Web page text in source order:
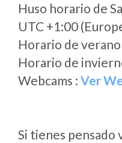
Huso horario de
UTC +1:00
Horario de
Horario de
Webcams : Ver
Si tienes pensado